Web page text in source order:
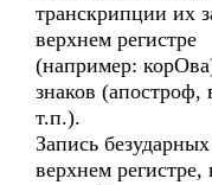
транскрипции их
верхнем регистре
(например:
знаков (апостроф,
т.п.).
Запись
верхнем регистре,